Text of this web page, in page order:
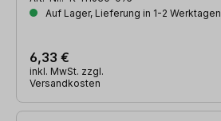
Auf Lager, Lieferung in 1-2 Werktagen
6,33 €
inkl. MwSt. zzgl.
Versandkosten